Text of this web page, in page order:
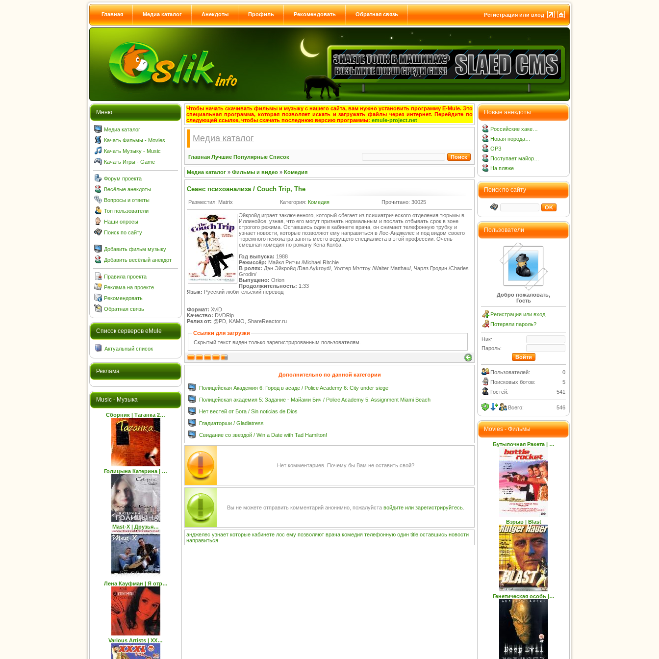
Регистрация или вход
Главная Медиа каталог Анекдоты Профиль Рекомендовать Обратная связь
Меню
Медиа каталог
Качать Фильмы - Movies
Качать Музыку - Music
Качать Игры - Game
Форум проекта
Весёлые анекдоты
Вопросы и ответы
Топ пользователи
Наши опросы
Поиск по сайту
Добавить фильм музыку
Добавить весёлый анекдот
Правила проекта
Реклама на проекте
Рекомендовать
Обратная связь
Cписок серверов eMule
Актуальный список
Реклама
Music - Музыка
Cборник | Таганка 2…
Голицына Катерина | …
Mast-X | Друзья…
Лена Кауфман | Я отр…
Various Artists | XX…
Чтобы начать скачивать фильмы и музыку с нашего сайта, вам нужно установить программу E-Mule. Это
специальная программа, которая позволяет искать и загружать файлы через интернет. Перейдите по
следующей ссылке, чтобы скачать последнюю версию программы: emule-project.net
Медиа каталог
Главная Лучшие Популярные Список
Медиа каталог » Фильмы и видео » Комедия
Сеанс психоанализа / Couch Trip, The
Разместил: Matrix Категория: Комедия Прочитано: 30025
Эйкройд играет заключенного, который сбегает из психиатрического отделения тюрьмы в
Иллинойсе, узнав, что его могут признать нормальным и послать отбывать срок в зоне
строгого режима. Оставшись один в кабинете врача, он снимает телефонную трубку и
узнает новости, которые позволяют ему направиться в Лос-Анджелес и под видом своего
тюремного психиатра занять место ведущего специалиста в этой профессии. Очень
смешная комедия по роману Кена Колба.
Год выпуска: 1988
Режиссёр: Майкл Ритчи /Michael Ritchie
В ролях: Дэн Эйкройд /Dan Aykroyd/, Уолтер Мэттоу /Walter Matthau/, Чарлз Гродин /Charles
Grodin/
Выпущено: Orion
Продолжительность: 1:33
Язык: Русский любительский перевод
Формат: XviD
Качество: DVDRip
Релиз от: @PD, KAMO, ShareReactor.ru
Ссылки для загрузки
Скрытый текст виден только зарегистрированным пользователям.
Дополнительно по данной категории
Полицейская Академия 6: Город в асаде / Police Academy 6: City under siege
Полицейская академия 5: Задание - Майами Бич / Police Academy 5: Assignment Miami Beach
Нет вестей от Бога / Sin noticias de Dios
Гладиаторши / Gladiatress
Свидание со звездой / Win a Date with Tad Hamilton!
Нет комментариев. Почему бы Вам не оставить свой?
Вы не можете отправить комментарий анонимно, пожалуйста войдите или зарегистрируйтесь.
анджелес узнает которые кабинете лос ему позволяют врача комедия телефонную один title оставшись новости
направиться
Новые анекдоты
Российские хаке…
Новая порода…
ОРЗ
Поступает майор…
На пляже
Поиск по сайту
Пользователи
Добро пожаловать,
Гость
Регистрация или вход
Потеряли пароль?
Ник:
Пароль:
Пользователей:
0
Поисковых ботов:
5
Гостей:
541
Всего: 546
Movies - Фильмы
Бутылочная Ракета | …
Взрыв | Blast
Генетическая особь |…